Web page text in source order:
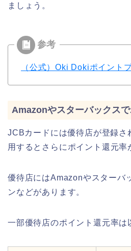
ましょう。
（公式）Oki Dokiポイント
Amazonやスターバックス
JCBカードには優待店が登録さ
用するとさらにポイント還元率
優待店にはAmazonやスターバ
ンなどがあります。
一部優待店のポイント還元率は